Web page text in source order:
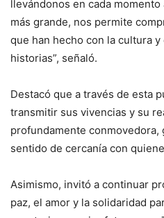
llevándonos en cada
más grande, nos permite
que han hecho con la cultura
historias”, señaló.
Destacó que a través de esta
transmitir sus vivencias y su
profundamente conmovedora,
sentido de cercanía con
Asimismo, invitó a continuar
paz, el amor y la solidaridad